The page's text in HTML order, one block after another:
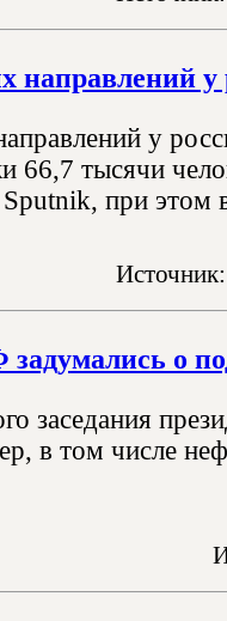
направлений у
у
тысячи
при этом в
о
заседания
в том числе